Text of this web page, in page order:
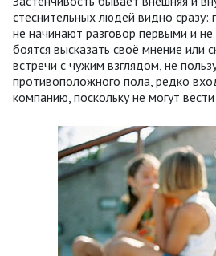
стеснительных людей видно сразу:
не начинают разговор первыми и
боятся высказать своё мнение или
встречи с чужим взглядом, не
противоположного пола, редко
компанию, поскольку не могут